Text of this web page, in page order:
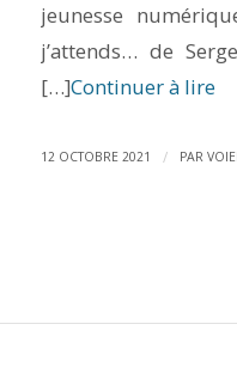
jeunesse
j’attends… de
[…]Continuer à lire
12 OCTOBRE 2021 / PAR